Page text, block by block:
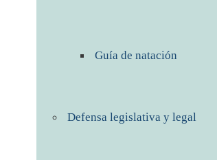
Guía de natación
Defensa legislativa y legal